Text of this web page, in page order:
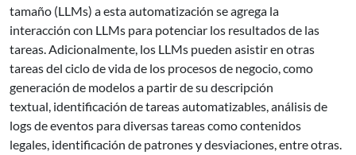
tamaño (LLMs) a esta automatización se agrega la
interacción con LLMs para potenciar los resultados de las
tareas. Adicionalmente, los LLMs pueden asistir en otras
tareas del ciclo de vida de los procesos de negocio, como
generación de modelos a partir de su descripción
textual, identificación de tareas automatizables, análisis de
logs de eventos para diversas tareas como contenidos
legales, identificación de patrones y desviaciones, entre otras.